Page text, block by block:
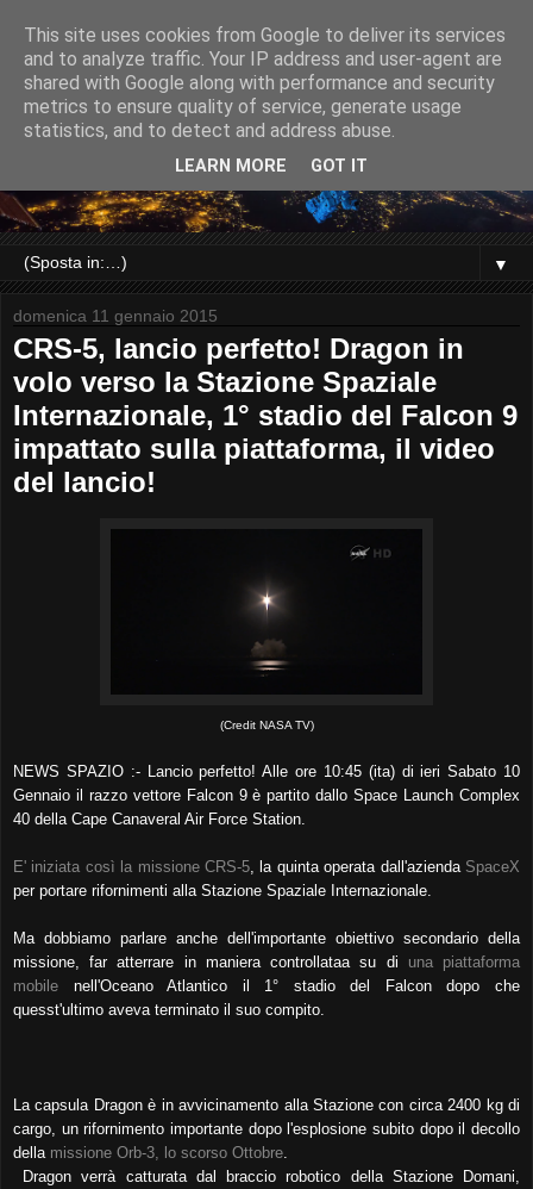
▼
domenica 11 gennaio 2015
CRS-5, lancio perfetto! Dragon in
volo verso la Stazione Spaziale
Internazionale, 1° stadio del Falcon 9
impattato sulla piattaforma, il video
del lancio!
(Credit NASA TV)
NEWS SPAZIO :- Lancio perfetto! Alle ore 10:45 (ita) di ieri Sabato 10
Gennaio il razzo vettore Falcon 9 è partito dallo Space Launch Complex
40 della Cape Canaveral Air Force Station.
E' iniziata così la missione CRS-5 , la quinta operata dall'azienda SpaceX
per portare rifornimenti alla Stazione Spaziale Internazionale.
Ma dobbiamo parlare anche dell'importante obiettivo secondario della
missione, far atterrare in maniera controllataa su di una piattaforma
mobile nell'Oceano Atlantico il 1° stadio del Falcon dopo che
quesst'ultimo aveva terminato il suo compito.
La capsula Dragon è in avvicinamento alla Stazione con circa 2400 kg di
cargo, un rifornimento importante dopo l'esplosione subito dopo il decollo
della missione Orb-3, lo scorso Ottobre
Dragon verrà catturata dal braccio robotico della Stazione Domani,
This site uses cookies from Google to deliver its services
and to analyze traffic. Your IP address and user-agent are
shared with Google along with performance and security
metrics to ensure quality of service, generate usage
statistics, and to detect and address abuse.
LEARN MORE GOT IT